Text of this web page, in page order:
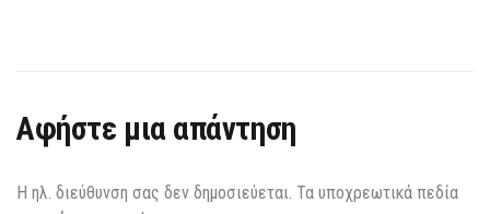
Αφήστε μια απάντηση
Η ηλ. διεύθυνση σας δεν δημοσιεύεται. Τα υποχρεωτικά πεδία